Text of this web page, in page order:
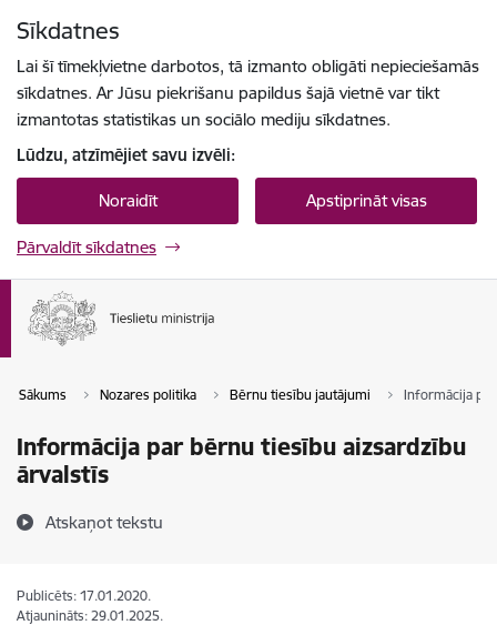
Sīkdatnes
Lai šī tīmekļvietne darbotos, tā izmanto obligāti nepieciešamās
sīkdatnes. Ar Jūsu piekrišanu papildus šajā vietnē var tikt
izmantotas statistikas un sociālo mediju sīkdatnes.
Lūdzu, atzīmējiet savu izvēli:
Noraidīt Apstiprināt visas
Pārvaldīt sīkdatnes
Sākums Nozares politika Bērnu tiesību jautājumi Informācija
Informācija par bērnu tiesību aizsardzību
ārvalstīs
Atskaņot tekstu
Publicēts: 17.01.2020.
Atjaunināts: 29.01.2025.